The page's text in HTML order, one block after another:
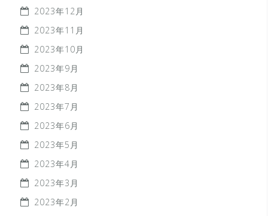
2023年12月
2023年11月
2023年10月
2023年9月
2023年8月
2023年7月
2023年6月
2023年5月
2023年4月
2023年3月
2023年2月